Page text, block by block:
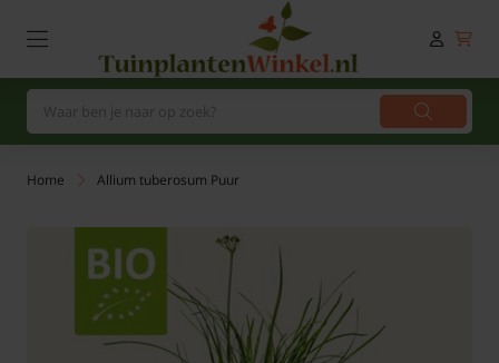
Home Allium tuberosum Puur